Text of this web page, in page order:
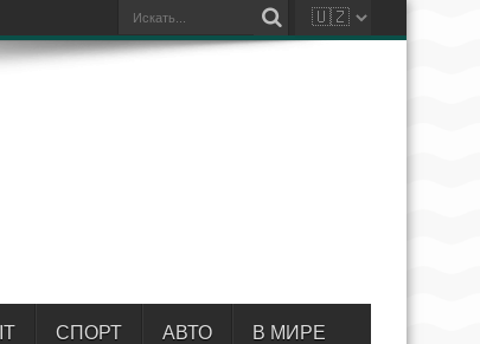
IT СПОРТ АВТО В МИРЕ